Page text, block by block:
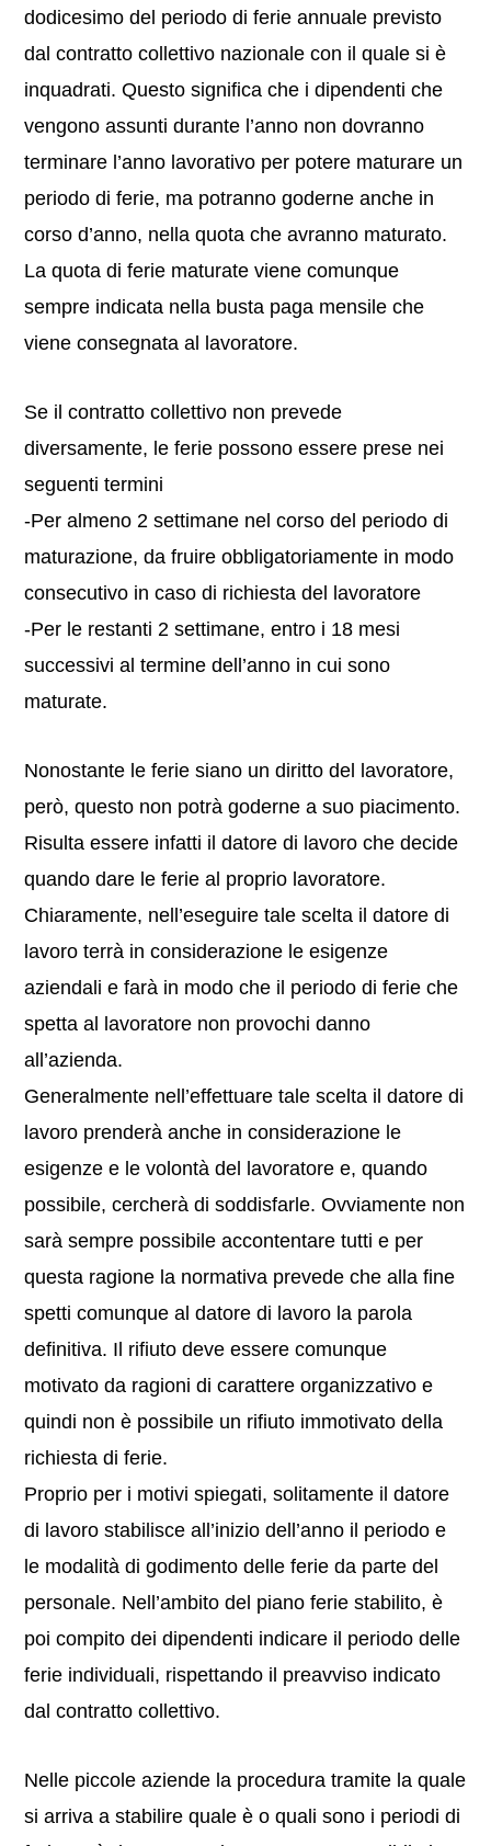
dodicesimo del periodo di ferie annuale previsto
dal contratto collettivo nazionale con il quale si è
inquadrati. Questo significa che i dipendenti che
vengono assunti durante l’anno non dovranno
terminare l’anno lavorativo per potere maturare un
periodo di ferie, ma potranno goderne anche in
corso d’anno, nella quota che avranno maturato.
La quota di ferie maturate viene comunque
sempre indicata nella busta paga mensile che
viene consegnata al lavoratore.
Se il contratto collettivo non prevede
diversamente, le ferie possono essere prese nei
seguenti termini
-Per almeno 2 settimane nel corso del periodo di
maturazione, da fruire obbligatoriamente in modo
consecutivo in caso di richiesta del lavoratore
-Per le restanti 2 settimane, entro i 18 mesi
successivi al termine dell’anno in cui sono
maturate.
Nonostante le ferie siano un diritto del lavoratore,
però, questo non potrà goderne a suo piacimento.
Risulta essere infatti il datore di lavoro che decide
quando dare le ferie al proprio lavoratore.
Chiaramente, nell’eseguire tale scelta il datore di
lavoro terrà in considerazione le esigenze
aziendali e farà in modo che il periodo di ferie che
spetta al lavoratore non provochi danno
all’azienda.
Generalmente nell’effettuare tale scelta il datore di
lavoro prenderà anche in considerazione le
esigenze e le volontà del lavoratore e, quando
possibile, cercherà di soddisfarle. Ovviamente non
sarà sempre possibile accontentare tutti e per
questa ragione la normativa prevede che alla fine
spetti comunque al datore di lavoro la parola
definitiva. Il rifiuto deve essere comunque
motivato da ragioni di carattere organizzativo e
quindi non è possibile un rifiuto immotivato della
richiesta di ferie.
Proprio per i motivi spiegati, solitamente il datore
di lavoro stabilisce all’inizio dell’anno il periodo e
le modalità di godimento delle ferie da parte del
personale. Nell’ambito del piano ferie stabilito, è
poi compito dei dipendenti indicare il periodo delle
ferie individuali, rispettando il preavviso indicato
dal contratto collettivo.
Nelle piccole aziende la procedura tramite la quale
si arriva a stabilire quale è o quali sono i periodi di